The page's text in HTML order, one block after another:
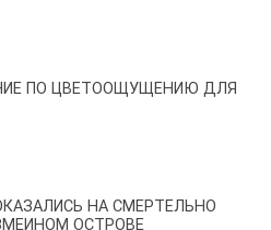
ПО ЦВЕТООЩУЩЕНИЮ ДЛЯ
НА СМЕРТЕЛЬНО
ОСТРОВЕ